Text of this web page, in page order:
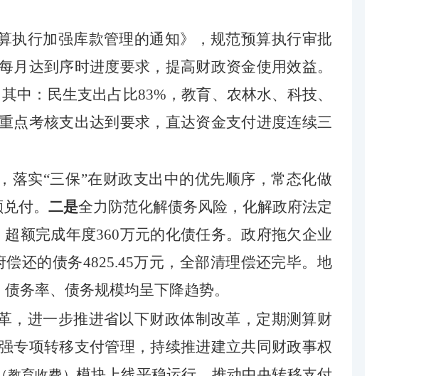
执行加强库款管理的通知》， 规范预算执行审批
月达到序时进度要求，提高财政资金使用效益。
中：民生支出占比83% ，教育、农林水、科技、
点考核支出达到要求 ，直达资金支付进度连续三
， 落实“三保”在财政支出中的优先顺序，常态化做
兑付。 二是全力防范化解债务风险， 化解政府法定
额完成年度360万元的化债任务。政府拖欠企业
还的债务4825.45万元，全部清理偿还完毕。地
务率、债务规模均呈下降趋势。
， 进一步推进省以下财政体制改革，定期测算财
专项转移支付管理，持续推进建立共同财政事权